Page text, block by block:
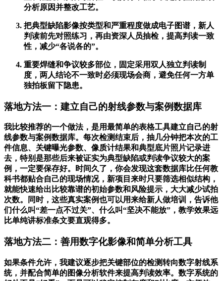
分析原因并整改工艺。
把典型缺陷影像按类型和严重程度做成电子图谱，新人
判读前先对照练习，再由资深人员抽检，提高判读一致
性，减少“各说各的”。
重要焊缝和争议较多部位，固定采用双人独立判读制
度，两人结论不一致时必须现场会商，避免任何一方单
独拍板留下隐患。
落地方法一：建立自己的射线参数与案例数据库
我比较推荐的一个做法，是用最简单的表格工具建立自己的射
线参数与案例数据库。每次检测结束后，抽几分钟把本次的工
件信息、关键曝光参数、像质计结果和典型底片照片记录进
去，特别是那些后来被证实为典型缺陷或判读争议较大的案
例，一定要保存好。时间久了，你会发现这套数据库比任何教
科书都贴合自己的现场情况，新项目来时只要筛选相似结构，
就能快速给出比较靠谱的初始参数和风险提示，大大减少试拍
次数。同时，这些真实案例也可以用来给新人做培训，告诉他
们什么叫“差一点不过关”、什么叫“坚决不能放”，教学效果远
比单纯讲标准条文要直观得多。
落地方法二：善用数字化影像和简单分析工具
如果条件允许，我建议逐步把关键部位的检测转向数字射线系
统，并配合简单的图像分析软件来提高判读效率。数字系统的